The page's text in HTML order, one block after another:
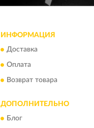
ИНФОРМАЦИЯ
Доставка
Оплата
Возврат товара
ДОПОЛНИТЕЛЬНО
Блог